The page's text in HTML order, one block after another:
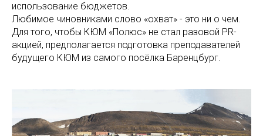
использование бюджетов.
Любимое чиновниками слово «охват» - это ни о чем.
Для того, чтобы КЮМ «Полюс» не стал разовой PR-
акцией, предполагается подготовка преподавателей
будущего КЮМ из самого посёлка Баренцбург.